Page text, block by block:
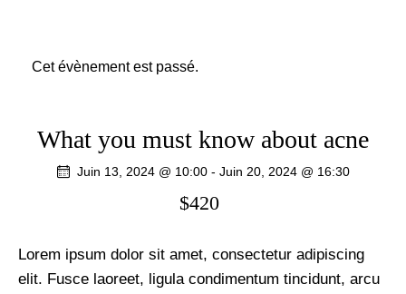
Cet évènement est passé.
What you must know about acne
Juin 13, 2024 @ 10:00- Juin 20, 2024 @ 16:30
$420
Lorem ipsum dolor sit amet, consectetur adipiscing
elit. Fusce laoreet, ligula condimentum tincidunt, arcu